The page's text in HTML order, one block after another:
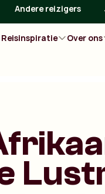
Andere reizigers
Reisinspiratie Over ons